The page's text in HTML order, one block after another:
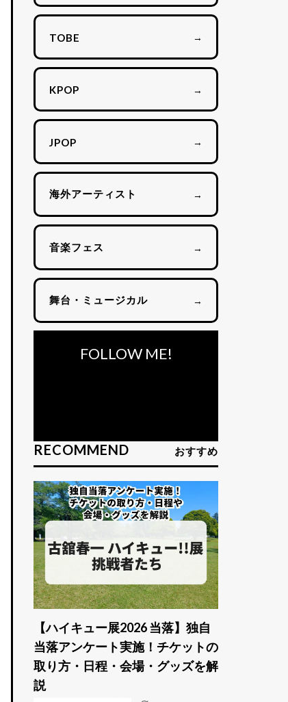
TOBE →
KPOP →
JPOP →
海外アーティスト →
音楽フェス →
舞台・ミュージカル →
FOLLOW ME!
RECOMMEND おすすめ
【ハイキュー展2026 当落】独自
当落アンケート実施！チケットの
取り方・日程・会場・グッズを解
説